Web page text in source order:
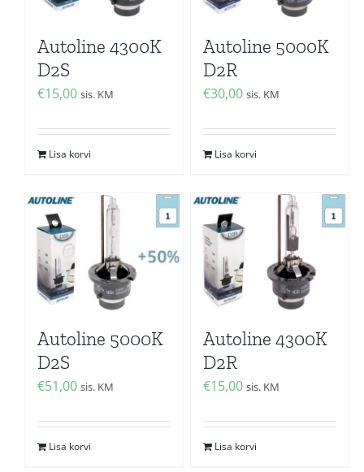
Autoline 4300K
D2S
€15,00 sis. KM
Lisa korvi
Autoline 5000K
D2R
€30,00 sis. KM
Lisa korvi
Autoline 5000K
D2S
€51,00 sis. KM
Lisa korvi
Autoline 4300K
D2R
€15,00 sis. KM
Lisa korvi